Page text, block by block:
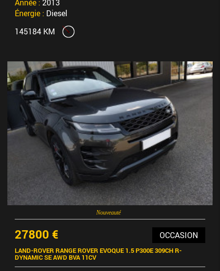
Année : 2013
Énergie : Diesel
145184 KM
Nouveauté
27800 € OCCASION
LAND-ROVER RANGE ROVER EVOQUE 1.5 P300E 309CH R-
DYNAMIC SE AWD BVA 11CV